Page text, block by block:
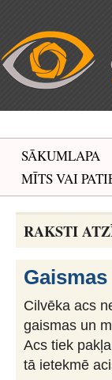
SĀKUMLAPA
MĪTS VAI
RAKSTI
Cilvēka acs
gaismas un
Acs tiek
tā ietekmē